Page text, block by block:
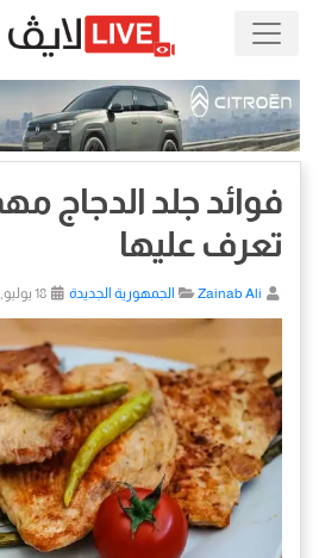
فوائد جلد الدجاج
تعرف عليها
Zainab Ali الجمهورية الجديدة